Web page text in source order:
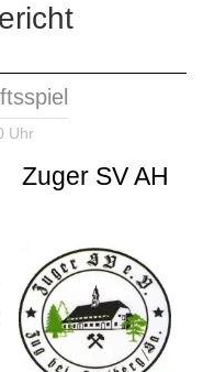
Uhr
Zuger SV AH